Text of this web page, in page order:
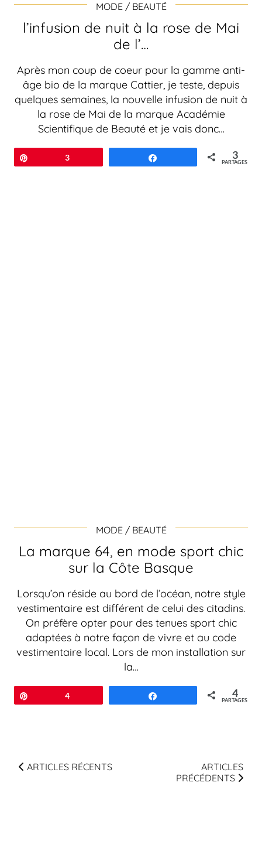
MODE / BEAUTÉ
l’infusion de nuit à la rose de Mai
de l’…
Après mon coup de coeur pour la gamme anti-
âge bio de la marque Cattier, je teste, depuis
quelques semaines, la nouvelle infusion de nuit à
la rose de Mai de la marque Académie
Scientifique de Beauté et je vais donc…
3 3
PARTAGES
MODE / BEAUTÉ
La marque 64, en mode sport chic
sur la Côte Basque
Lorsqu’on réside au bord de l’océan, notre style
vestimentaire est différent de celui des citadins.
On préfère opter pour des tenues sport chic
adaptées à notre façon de vivre et au code
vestimentaire local. Lors de mon installation sur
la…
4 4
PARTAGES
ARTICLES RÉCENTS
ARTICLES
PRÉCÉDENTS